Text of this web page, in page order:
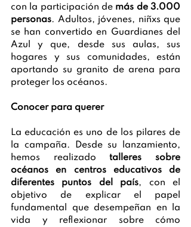
con la participación de más de 3.000
personas. Adultos, jóvenes, niñxs que
se han convertido en Guardianes del
Azul y que, desde sus aulas, sus
hogares y sus comunidades, están
aportando su granito de arena para
proteger los océanos.
Conocer para querer
La educación es uno de los pilares de
la campaña. Desde su lanzamiento,
hemos realizado talleres sobre
océanos en centros educativos de
diferentes puntos del país, con el
objetivo de explicar el papel
fundamental que desempeñan en la
vida y reflexionar sobre cómo